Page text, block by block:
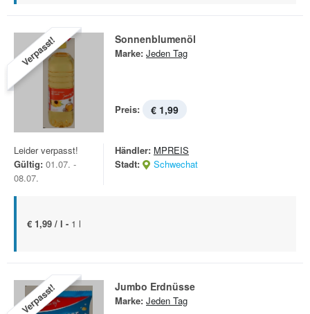
Verpasst! Sonnenblumenöl
Marke: Jeden Tag
Preis: € 1,99
Leider verpasst!
Gültig: 01.07. -
08.07.
Händler: MPREIS
Stadt:
Schwechat
€ 1,99 / l - 1 l
Verpasst! Jumbo Erdnüsse
Marke: Jeden Tag